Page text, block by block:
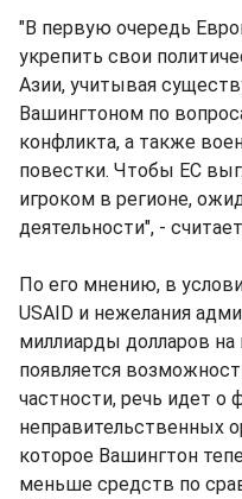
"В первую очередь
укрепить свои
Азии, учитывая
Вашингтоном по
конфликта, а также
повестки. Чтобы ЕС
игроком в регионе,
деятельности", -
По его мнению, в
USAID и нежелания
миллиарды долларов
появляется
частности, речь идет о
неправительственных
которое Вашингтон
меньше средств по